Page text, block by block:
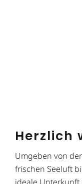
Herzlich
Umgeben von
frischen Seeluft
ideale